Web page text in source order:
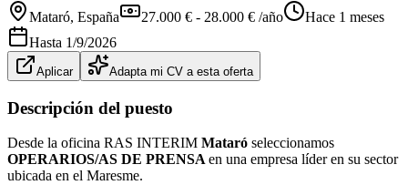
Mataró, España 27.000 € - 28.000 € /año
Hace 1 meses
Hasta 1/9/2026
Aplicar Adapta mi CV a esta oferta
Descripción del puesto
Desde la oficina RAS INTERIM Mataró seleccionamos
OPERARIOS/AS DE PRENSA en una empresa líder en su sector
ubicada en el Maresme.